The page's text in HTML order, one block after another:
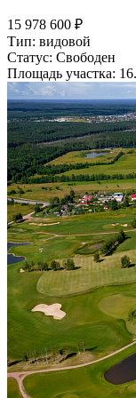
15 978 600 ₽
Тип: видовой
Статус: Свободен
Площадь участка: